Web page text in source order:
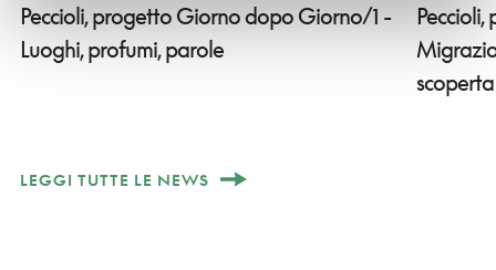
Peccioli, progetto Giorno dopo Giorno/1 -
Luoghi, profumi, parole
scoperta
LEGGI TUTTE LE NEWS